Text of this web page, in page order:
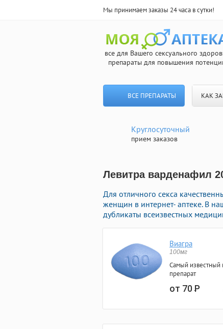
Мы принимаем заказы 24 часа в сутки!
все для Вашего сексуального
препараты для повышения
ВСЕ ПРЕПАРАТЫ КАК
Круглосуточный
прием заказов
Левитра варденафил
Для отличного секса
женщин в интернет- аптеке. В
дубликаты всеизвестных
Виагра
100мг
Самый известный
препарат
от 70Р